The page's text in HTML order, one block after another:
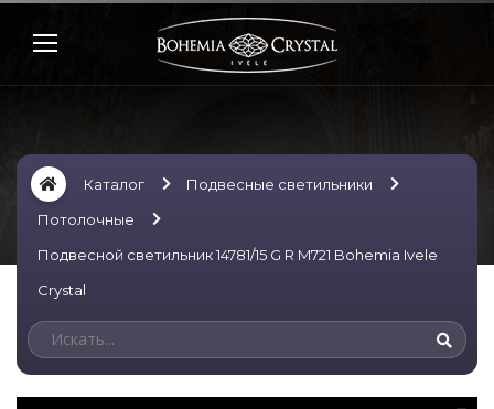
Каталог
Подвесные светильники
Потолочные
Подвесной светильник 14781/15 G R M721 Bohemia Ivele
Crystal